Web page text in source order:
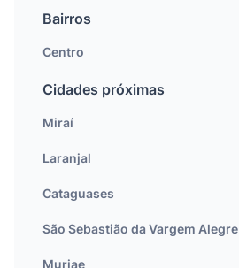
Bairros
Centro
Cidades próximas
Miraí
Laranjal
Cataguases
São Sebastião da Vargem Alegre
Muriae